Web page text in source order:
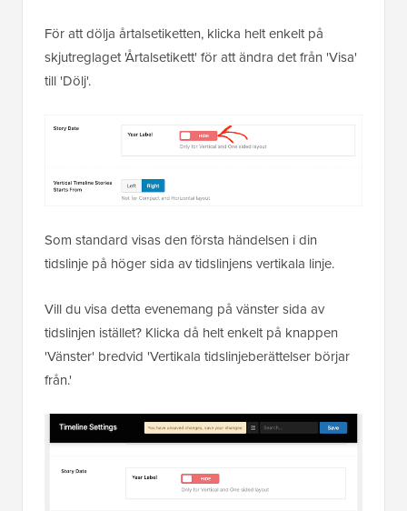
För att dölja årtalsetiketten, klicka helt enkelt på
skjutreglaget 'Årtalsetikett' för att ändra det från 'Visa'
till 'Dölj'.
Som standard visas den första händelsen i din
tidslinje på höger sida av tidslinjens vertikala linje.
Vill du visa detta evenemang på vänster sida av
tidslinjen istället? Klicka då helt enkelt på knappen
'Vänster' bredvid 'Vertikala tidslinjeberättelser börjar
från.'